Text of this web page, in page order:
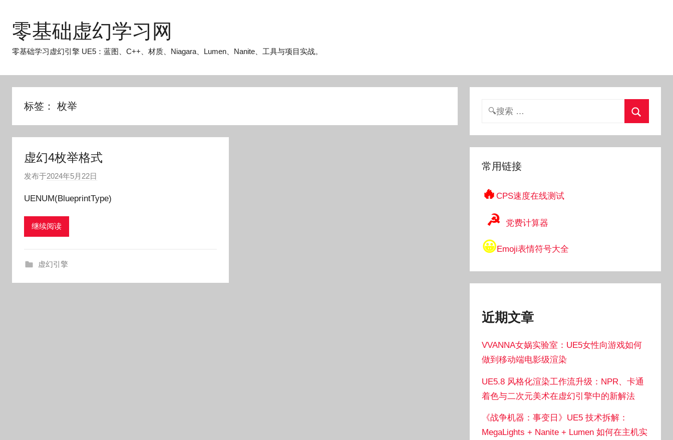
零基础虚幻学习网
零基础学习虚幻引擎 UE5：蓝图、C++、材质、Niagara、Lumen、Nanite、工具与项目实战。
标签： 枚举
虚幻4枚举格式
发布于2024年5月22日
:
UENUM(BlueprintType)
继续阅读
虚幻引擎
搜
常用链接
🔥CPS速度在线测试
☭ 党费计算器
😀Emoji表情符号大全
近期文章
VVANNA女娲实验室：UE5女性向游戏如何
做到移动端电影级渲染
UE5.8 风格化渲染工作流升级：NPR、卡通
着色与二次元美术在虚幻引擎中的新解法
《战争机器：事变日》UE5 技术拆解：
MegaLights + Nanite + Lumen 如何在主机实